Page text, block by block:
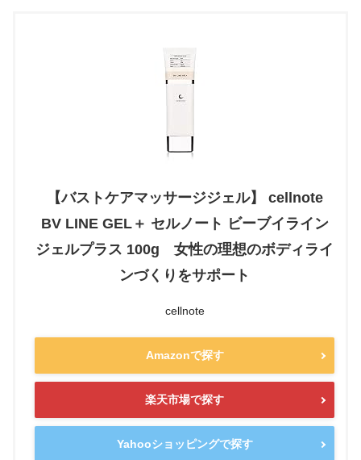
【バストケアマッサージジェル】 cellnote
BV LINE GEL＋ セルノート ビーブイライン
ジェルプラス 100g 女性の理想のボディライ
ンづくりをサポート
cellnote
Amazonで探す
楽天市場で探す
Yahooショッピングで探す